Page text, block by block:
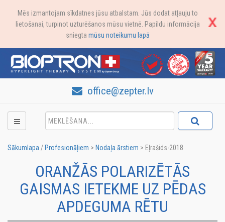
Mēs izmantojam sīkdatnes jūsu atbalstam. Jūs dodat atļauju to
lietošanai, turpinot uzturēšanos mūsu vietnē. Papildu informācija
sniegta mūsu noteikumu lapā
office@zepter.lv
Sākumlapa / Profesionāļiem > Nodaļa ārstiem > Eļrašids-2018
ORANŽĀS POLARIZĒTĀS
GAISMAS IETEKME UZ PĒDAS
APDEGUMA RĒTU